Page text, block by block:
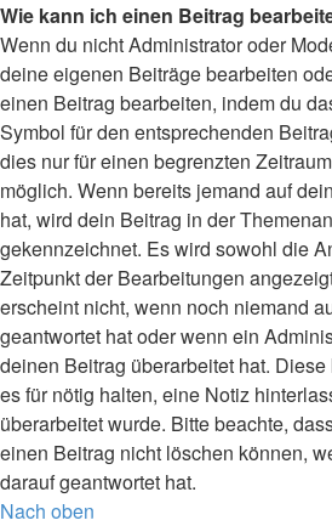
Wie kann ich einen Beitrag
Wenn du nicht Administrator oder
deine eigenen Beiträge bearbeiten
einen Beitrag bearbeiten, indem du
Symbol für den entsprechenden
dies nur für einen begrenzten
möglich. Wenn bereits jemand auf
hat, wird dein Beitrag in der
gekennzeichnet. Es wird sowohl die
Zeitpunkt der Bearbeitungen
erscheint nicht, wenn noch niemand
geantwortet hat oder wenn ein
deinen Beitrag überarbeitet hat.
es für nötig halten, eine Notiz
überarbeitet wurde. Bitte beachte,
einen Beitrag nicht löschen können,
darauf geantwortet hat.
Nach oben